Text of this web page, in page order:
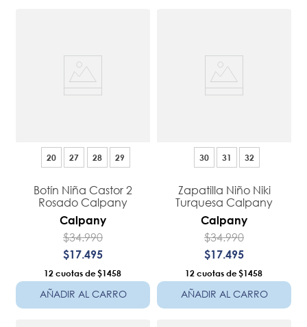
20 27 28 29
Botín Niña Castor 2
Rosado Calpany
Calpany
$34.990
$17.495
12 $1458
AÑADIR AL CARRO
30 31 32
Zapatilla Niño Niki
Turquesa Calpany
Calpany
$34.990
$17.495
12 $1458
AÑADIR AL CARRO